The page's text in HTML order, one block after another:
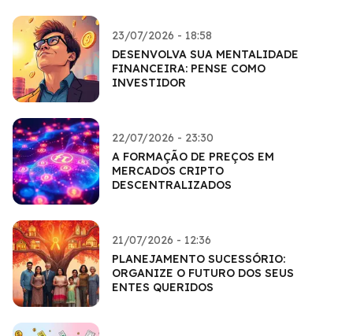
23/07/2026 - 18:58
DESENVOLVA SUA MENTALIDADE
FINANCEIRA: PENSE COMO
INVESTIDOR
22/07/2026 - 23:30
A FORMAÇÃO DE PREÇOS EM
MERCADOS CRIPTO
DESCENTRALIZADOS
21/07/2026 - 12:36
PLANEJAMENTO SUCESSÓRIO:
ORGANIZE O FUTURO DOS SEUS
ENTES QUERIDOS